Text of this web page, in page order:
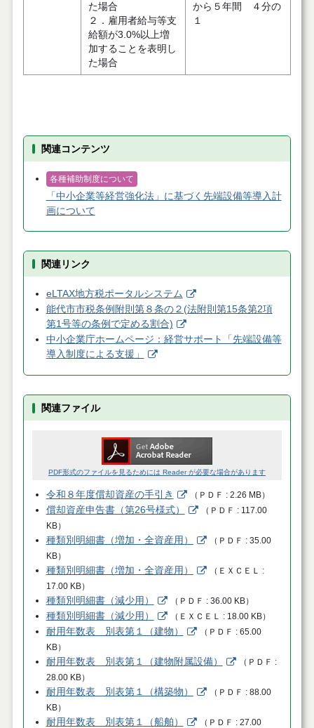
た場合
２．雇用者給与等支
給額が3.0%以上増
加することを表明し
た場合
から５年間 ４分の
１
関連コンテンツ
各種補助制度について
「中小企業等経営強化法」に基づく先端設備等導入計
画について
関連リンク
eLTAX地方税ポータルシステム
能代市市税条例附則第８条の２(法附則第15条第2項
第1号等の条例で定める割合)
中小企業庁ホームページ：経営サポート「先端設備等
導入制度による支援」
関連ファイル
PDF形式のファイルを見るためには Reader が必要な場合があります
令和８年度償却資産の手引き （ ＰＤＦ 2.26 MB）
償却資産申告書（第26号様式） （ ＰＤＦ
117.00
KB）
種類別明細書（増加・全資産用） （ ＰＤＦ
35.00
KB）
種類別明細書（増加・全資産用） （ ＥＸＣＥＬ
17.00 KB）
種類別明細書（減少用） （ ＰＤＦ 36.00 KB）
種類別明細書（減少用） （ ＥＸＣＥＬ 18.00 KB）
耐用年数表 別表第１（建物） （ ＰＤＦ
65.00
KB）
耐用年数表 別表第１（建物附属設備） （ ＰＤＦ
28.00 KB）
耐用年数表 別表第１（構築物） （ ＰＤＦ
88.00
KB）
耐用年数表 別表第１（船舶） （ ＰＤＦ 27.00